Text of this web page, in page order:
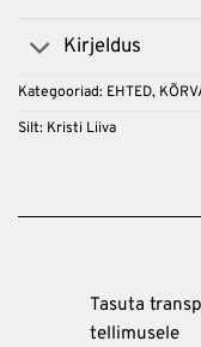
Kirjeldus
Kategooriad: EHTED,
Silt: Kristi Liiva
Tasuta
tellimusele